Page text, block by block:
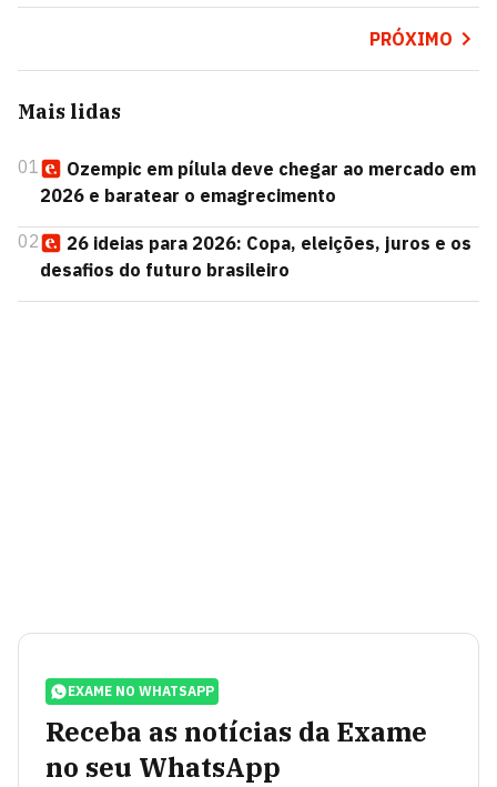
PRÓXIMO
Mais lidas
01
Ozempic em pílula deve chegar ao mercado em
2026 e baratear o emagrecimento
02
26 ideias para 2026: Copa, eleições, juros e os
desafios do futuro brasileiro
EXAME NO WHATSAPP
Receba as notícias da Exame
no seu WhatsApp